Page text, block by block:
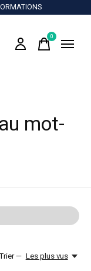
0items
mot-
— Les plus vus